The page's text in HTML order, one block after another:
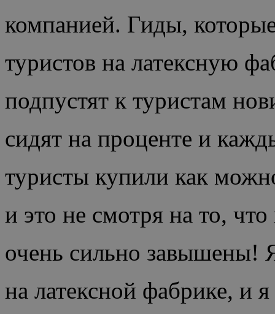
компанией. Гиды,
туристов на латексную
подпустят к туристам
сидят на проценте и
туристы купили как
и это не смотря на то,
очень сильно завышены!
на латексной фабрике, и